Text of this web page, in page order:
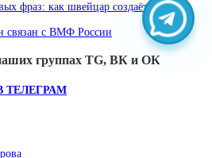
фраз: как швейцар создаёт первое
связан с ВМФ России
группах TG, ВК и ОК
ТЕЛЕГРАМ